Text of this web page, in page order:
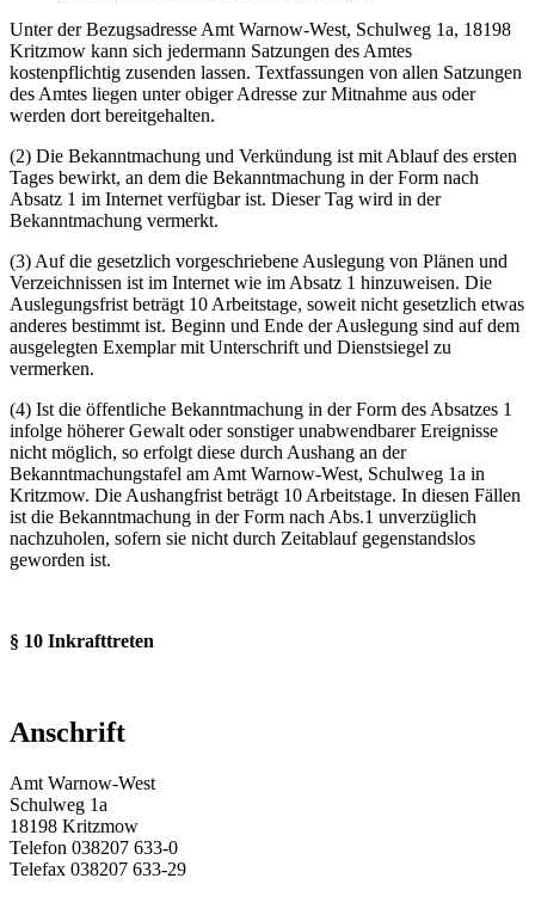
Unter der Bezugsadresse Amt Warnow-West, Schulweg 1a, 18198
Kritzmow kann sich jedermann Satzungen des Amtes
kostenpflichtig zusenden lassen. Textfassungen von allen Satzungen
des Amtes liegen unter obiger Adresse zur Mitnahme aus oder
werden dort bereitgehalten.
(2) Die Bekanntmachung und Verkündung ist mit Ablauf des ersten
Tages bewirkt, an dem die Bekanntmachung in der Form nach
Absatz 1 im Internet verfügbar ist. Dieser Tag wird in der
Bekanntmachung vermerkt.
(3) Auf die gesetzlich vorgeschriebene Auslegung von Plänen und
Verzeichnissen ist im Internet wie im Absatz 1 hinzuweisen. Die
Auslegungsfrist beträgt 10 Arbeitstage, soweit nicht gesetzlich etwas
anderes bestimmt ist. Beginn und Ende der Auslegung sind auf dem
ausgelegten Exemplar mit Unterschrift und Dienstsiegel zu
vermerken.
(4) Ist die öffentliche Bekanntmachung in der Form des Absatzes 1
infolge höherer Gewalt oder sonstiger unabwendbarer Ereignisse
nicht möglich, so erfolgt diese durch Aushang an der
Bekanntmachungstafel am Amt Warnow-West, Schulweg 1a in
Kritzmow. Die Aushangfrist beträgt 10 Arbeitstage. In diesen Fällen
ist die Bekanntmachung in der Form nach Abs.1 unverzüglich
nachzuholen, sofern sie nicht durch Zeitablauf gegenstandslos
geworden ist.
§ 10 Inkrafttreten
Anschrift
Amt Warnow-West
Schulweg 1a
18198 Kritzmow
Telefon 038207 633-0
Telefax 038207 633-29